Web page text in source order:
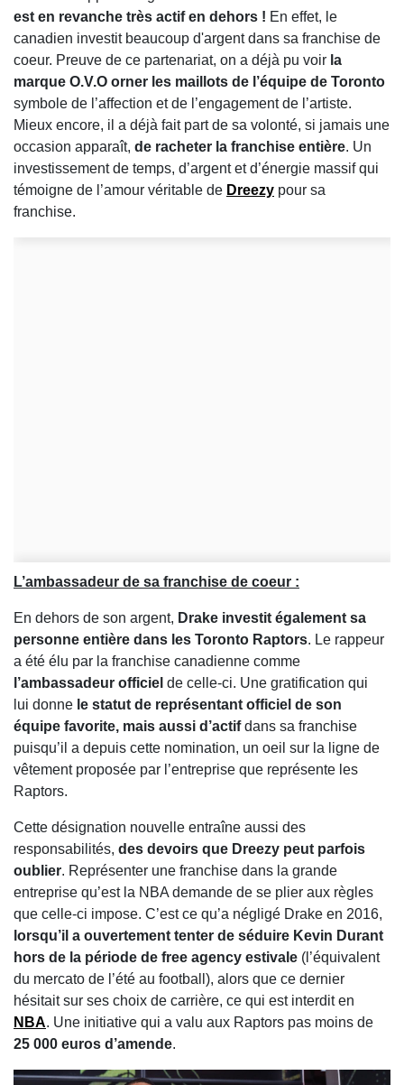
est en revanche très actif en dehors ! En effet, le
canadien investit beaucoup d'argent dans sa franchise de
coeur. Preuve de ce partenariat, on a déjà pu voir la
marque O.V.O orner les maillots de l’équipe de Toronto
symbole de l’affection et de l’engagement de l’artiste.
Mieux encore, il a déjà fait part de sa volonté, si jamais une
occasion apparaît, de racheter la franchise entière. Un
investissement de temps, d’argent et d’énergie massif qui
témoigne de l’amour véritable de Dreezy pour sa
franchise.
L’ambassadeur de sa franchise de coeur :
En dehors de son argent, Drake investit également sa
personne entière dans les Toronto Raptors. Le rappeur
a été élu par la franchise canadienne comme
l’ambassadeur officiel de celle-ci. Une gratification qui
lui donne le statut de représentant officiel de son
équipe favorite, mais aussi d’actifdans sa franchise
puisqu’il a depuis cette nomination, un oeil sur la ligne de
vêtement proposée par l’entreprise que représente les
Raptors.
Cette désignation nouvelle entraîne aussi des
responsabilités, des devoirs que Dreezy peut parfois
oublier. Représenter une franchise dans la grande
entreprise qu’est la NBA demande de se plier aux règles
que celle-ci impose. C’est ce qu’a négligé Drake en 2016,
lorsqu’il a ouvertement tenter de séduire Kevin Durant
hors de la période de free agency estivale (l’équivalent
du mercato de l’été au football), alors que ce dernier
hésitait sur ses choix de carrière, ce qui est interdit en
NBA. Une initiative qui a valu aux Raptors pas moins de
25 000 euros d’amende.